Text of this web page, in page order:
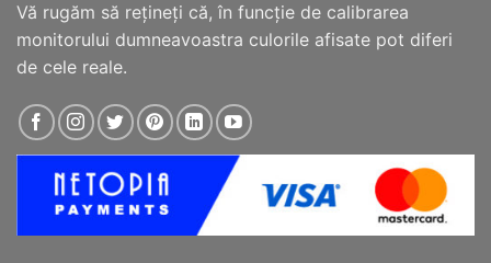
Vă rugăm să reţineţi că, în funcţie de calibrarea
monitorului dumneavoastra culorile afisate pot diferi
de cele reale.